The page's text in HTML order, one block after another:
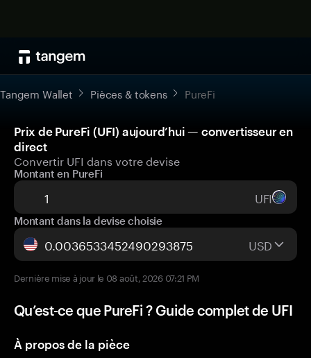
Tangem Wallet Pièces & tokens PureFi
Prix de PureFi (UFI) aujourd’hui — convertisseur en
direct
Convertir UFI dans votre devise
Montant en PureFi
UFI
Montant dans la devise choisie
USD
Dernière mise à jour le 08 août, 2026 07:21 PM
Qu’est-ce que PureFi ? Guide complet de UFI
À propos de la pièce